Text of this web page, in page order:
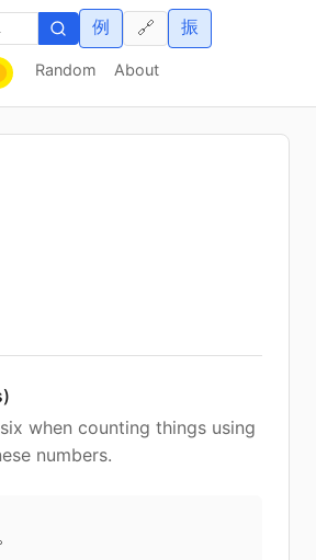
Random About
例 振
🔗
when counting things using
numbers.